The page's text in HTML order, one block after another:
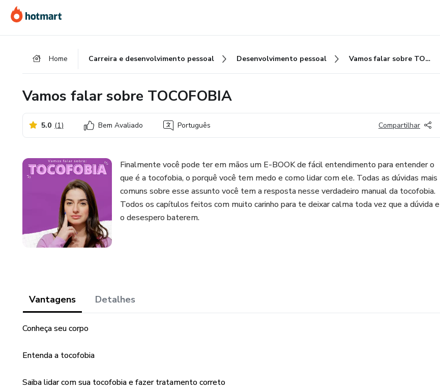
para
o
para
o
para
o
Home Carreira e desenvolvimento pessoal Desenvolvimento pessoal Vamos falar sobre TOCOFOBIA
Vamos falar sobre TOCOFOBIA
5.0 (1) Bem Avaliado Português Compartilhar
Finalmente você pode ter em mãos um E-BOOK de fácil entendimento para entender o
que é a tocofobia, o porquê você tem medo e como lidar com ele. Todas as dúvidas mais
comuns sobre esse assunto você tem a resposta nesse verdadeiro manual da tocofobia.
Todos os capítulos feitos com muito carinho para te deixar calma toda vez que a dúvida e
o desespero baterem.
Vantagens Detalhes
Conheça seu corpo
Entenda a tocofobia
Saiba lidar com sua tocofobia e fazer tratamento correto